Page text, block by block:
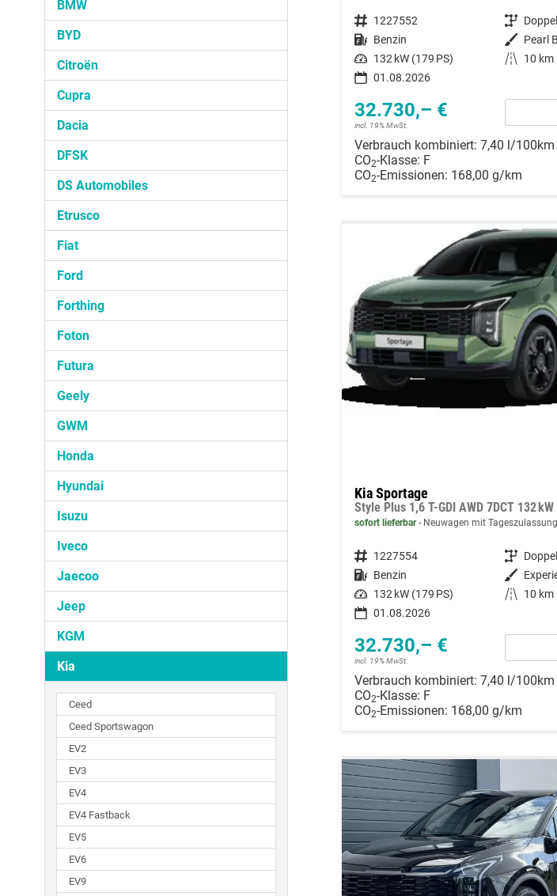
Fahrzeugnummer 1227552 Getriebe
Kraftstoff Benzin Außenfarbe Pearl
Leistung 132 kW (179 PS) Kilometerstand
10 km
01.08.2026
32.730,– €
incl. 19% MwSt.
Verbrauch kombiniert: 7,40 l/100km
CO2-Klasse: F
CO2-Emissionen: 168,00 g/km
Kia Sportage
sofort lieferbar Neuwagen mit Tageszulassung
Fahrzeugnummer 1227554 Getriebe
Kraftstoff Benzin Außenfarbe
Leistung 132 kW (179 PS) Kilometerstand
10 km
01.08.2026
32.730,– €
incl. 19% MwSt.
Verbrauch kombiniert: 7,40 l/100km
CO2-Klasse: F
CO2-Emissionen: 168,00 g/km
BMW
BYD
Citroën
Cupra
Dacia
DFSK
DS Automobiles
Etrusco
Fiat
Ford
Forthing
Foton
Futura
Geely
GWM
Honda
Hyundai
Isuzu
Iveco
Jaecoo
Jeep
KGM
Kia
Ceed
Ceed Sportswagon
EV2
EV3
EV4
EV4 Fastback
EV5
EV6
EV9